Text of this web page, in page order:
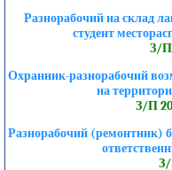
Разнорабочий на склад
студент
З/П
Охранник-разнорабочий
на
З/П 20
Разнорабочий (ремонтник)
З/